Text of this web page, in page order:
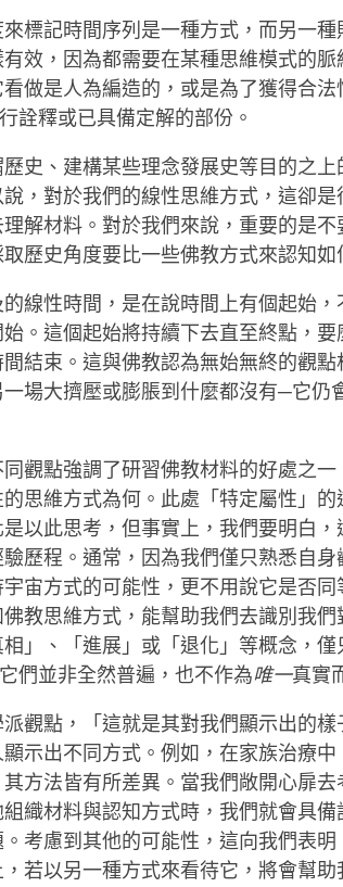
標記時間序列是一種方式，而另一
效，因為都需要在某種思維模式的脈
做是人為編造的，或是為了獲得合
詮釋或已具備定解的部份。
史、建構某些理念發展史等目的之
，對於我們的線性思維方式，這卻
理解材料。對於我們來說，重要的是
歷史角度要比一些佛教方式來認知如
線性時間，是在說時間上有個起始
。這個起始將持續下去直至終點，
結束。這與佛教認為無始無終的觀
場大擠壓或膨脹到什麼都沒有─它仍
觀點強調了研習佛教材料的好處之
思維方式為何。此處「特定屬性」
以此思考，但事實上，我們要明白
歷程。通常，因為我們僅只熟悉自
宙方式的可能性，更不用說它是否
教思維方式，能幫助我們去識別我
」、「進展」或「退化」等概念，
們並非全然普遍，也不作為唯一真實
觀點，「這就是其對我們顯示出的
示出不同方式。例如，在家族治療中
方法皆有所差異。當我們敞開心扉去
織材料與認知方式時，我們就會具
考慮到其他的可能性，這向我們表
若以另一種方式來看待它，將會幫